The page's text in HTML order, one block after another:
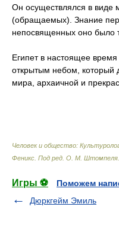
Он осуществлялся в виде
(обращаемых). Знание
непосвященных оно было
Египет в настоящее
открытым небом, который
мира, архаичной и
Человек и общество:
Феникс Под ред. О. М. Штомпеля
Игры ⚽
Поможем
Дюркгейм Эмиль